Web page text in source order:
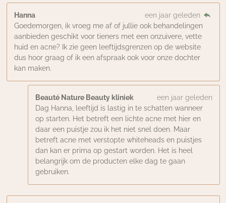
Hanna
een jaar geleden
Goedemorgen, ik vroeg me af of jullie ook behandelingen
aanbieden geschikt voor tieners met een onzuivere, vette
huid en acne? Ik zie geen leeftijdsgrenzen op de website
dus hoor graag of ik een afspraak ook voor onze dochter
kan maken.
Beauté Nature Beauty kliniek
een jaar geleden
Dag Hanna, leeftijd is lastig in te schatten wanneer
op starten. Het betreft een lichte acne met hier en
daar een puistje zou ik het niet snel doen. Maar
betreft acne met verstopte whiteheads en puistjes
dan kan er prima op gestart worden. Het is heel
belangrijk om de producten elke dag te gaan
gebruiken.